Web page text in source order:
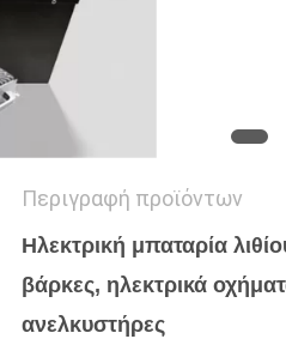
Περιγραφή προϊόντων
Ηλεκτρική μπαταρία
βάρκες, ηλεκτρικά
ανελκυστήρες